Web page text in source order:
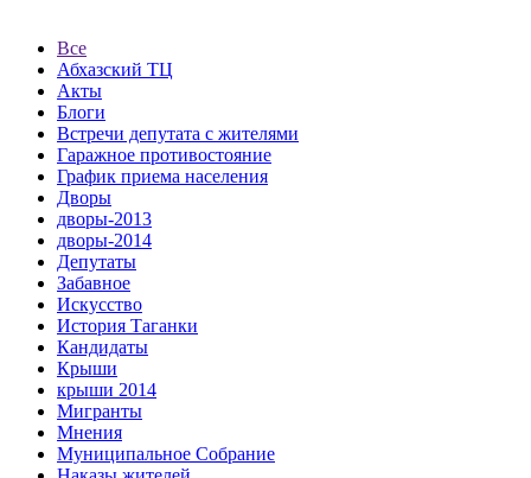
Все
Абхазский ТЦ
Акты
Блоги
Встречи депутата с жителями
Гаражное противостояние
График приема населения
Дворы
дворы-2013
дворы-2014
Депутаты
Забавное
Искусство
История Таганки
Кандидаты
Крыши
крыши 2014
Мигранты
Мнения
Муниципальное Собрание